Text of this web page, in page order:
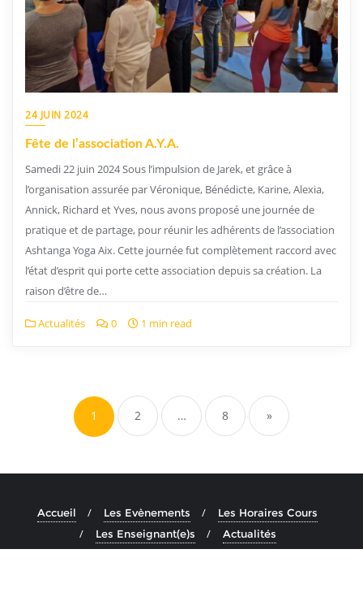
24 JUIN 2024
Fête de l’association A.Y.A.
Samedi 22 juin 2024 Sous l’impulsion de Jarek, et grâce à
l’organisation assurée par Véronique, Bénédicte, Karine, Alexia,
Annick, Richard et Yves, nous avons proposé une journée de
pratique et de partage, pour réunir les adhérents de l’association
Ashtanga Yoga Aix. Cette journée fut complètement raccord avec
l’état d’esprit qui porte cette association depuis sa création. La
raison d’être de…
Actualités 0 1 min read
1 2 … 8 »
Accueil Les Evènements
Les Horaires Cours
Les Enseignant(e)s
Actualités